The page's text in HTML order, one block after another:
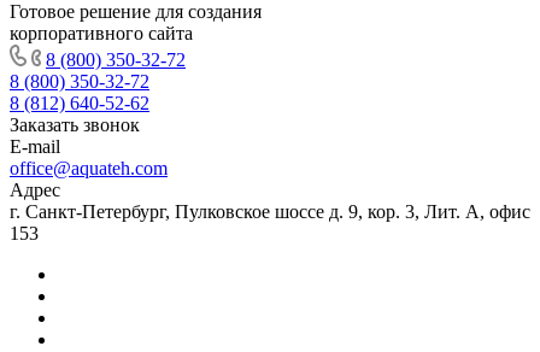
Готовое решение для создания
корпоративного сайта
8 (800) 350-32-72
8 (800) 350-32-72
8 (812) 640-52-62
Заказать звонок
E-mail
office@aquateh.com
Адрес
г. Санкт-Петербург, Пулковское шоссе д. 9, кор. 3, Лит. А, офис
153